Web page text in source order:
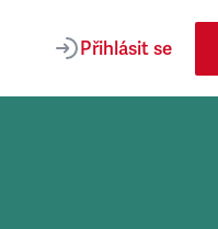
Přihlásit se